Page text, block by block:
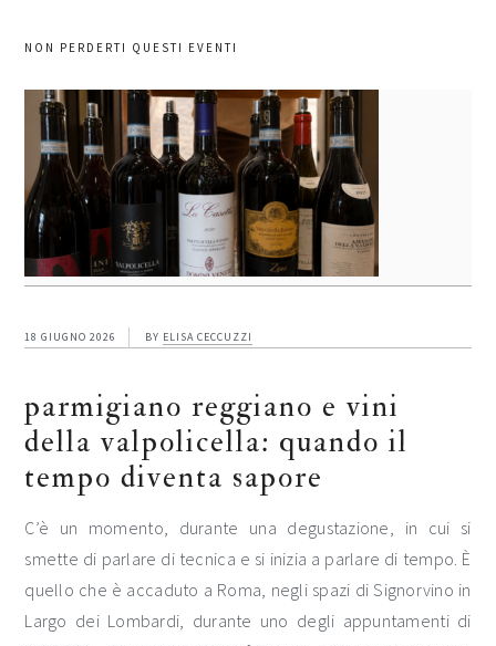
NON PERDERTI QUESTI EVENTI
18 GIUGNO 2026 BY ELISA CECCUZZI
parmigiano reggiano e vini
della valpolicella: quando il
tempo diventa sapore
C’è un momento, durante una degustazione, in cui si
smette di parlare di tecnica e si inizia a parlare di tempo. È
quello che è accaduto a Roma, negli spazi di Signorvino in
Largo dei Lombardi, durante uno degli appuntamenti di